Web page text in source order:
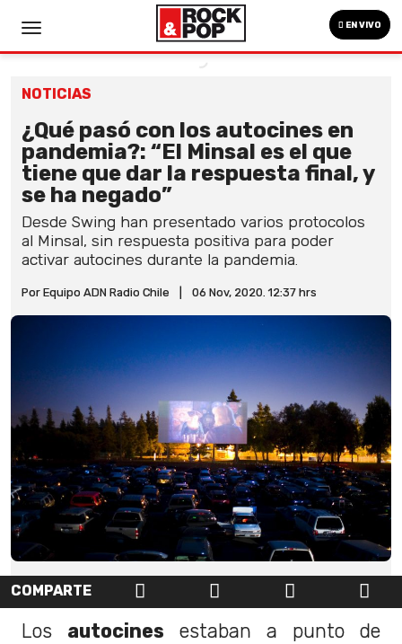
EN VIVO
NOTICIAS
¿Qué pasó con los autocines en
pandemia?: “El Minsal es el que
tiene que dar la respuesta final, y
se ha negado”
Desde Swing han presentado varios protocolos
al Minsal, sin respuesta positiva para poder
activar autocines durante la pandemia.
Por Equipo ADN Radio Chile 06 Nov, 2020. 12:37 hrs
COMPARTE
Los autocines estaban a punto de